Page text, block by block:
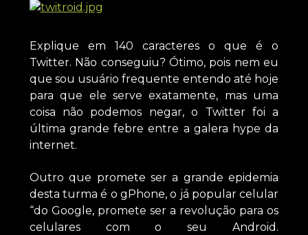
Explique em 140 caracteres o que é o
Twitter. Não conseguiu? Ótimo, pois nem eu
que sou usuário frequente entendo até hoje
para que ele serve exatamente, mas uma
coisa não podemos negar, o Twitter foi a
última grande febre entre a galera hype da
internet.
Outro que promete ser a grande epidemia
desta turma é o gPhone, o já popular celular
“do Google, promete ser a revolução para os
celulares com o seu Android.